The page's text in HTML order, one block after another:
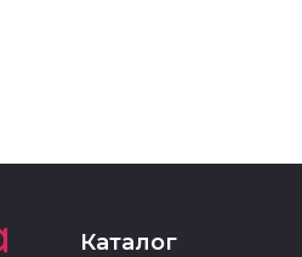
Каталог